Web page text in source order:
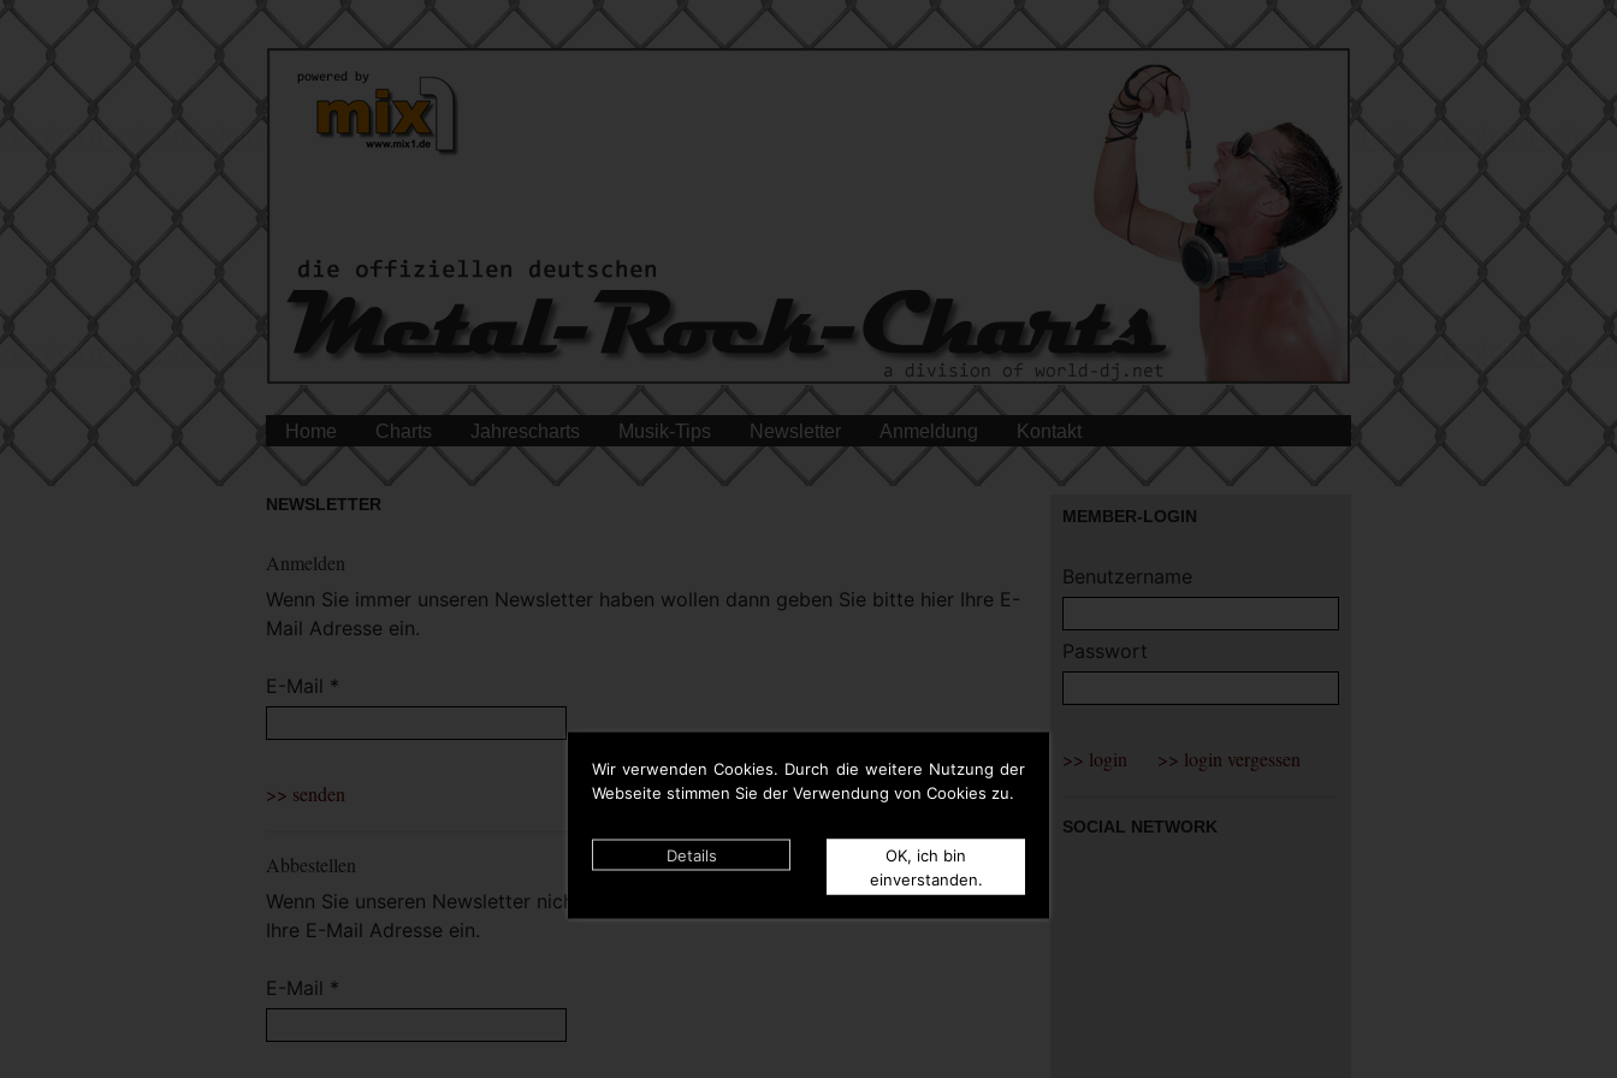
Wir verwenden Cookies. Durch die weitere Nutzung der
Webseite stimmen Sie der Verwendung von Cookies zu.
Details
OK, ich bin
einverstanden.
Home Charts Jahrescharts Musik-Tips Newsletter Anmeldung Kontakt
NEWSLETTER
Anmelden
Wenn Sie immer unseren Newsletter haben wollen dann geben Sie bitte hier Ihre E-
Mail Adresse ein.
E-Mail *
Abbestellen
Wenn Sie unseren Newsletter nicht mehr haben wollen dann geben Sie bitte hier
Ihre E-Mail Adresse ein.
E-Mail *
MEMBER-LOGIN
Benutzername
Passwort
SOCIAL NETWORK